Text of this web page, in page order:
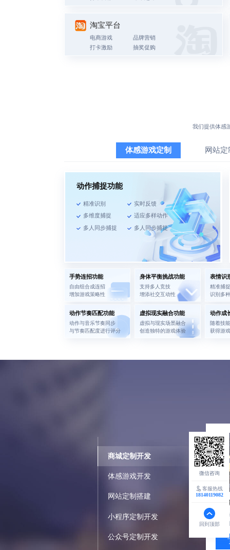
淘宝平台
电商游戏
品牌营销
打卡激励
抽奖促购
我们提供体感
体感游戏定制 网站
动作捕捉功能
精准识别
实时反馈
多维度捕捉
适应多样动作
多人同步捕捉
多人同步捕捉
手势连招功能
自由组合成连招
增加游戏策略性
身体平衡挑战功能
支持多人竞技
增添社交互动性
表情识
精准捕
识别多
动作节奏匹配功能
动作与音乐节奏同步
与节奏匹配度进行评分
虚拟现实融合功能
虚拟与现实场景融合
创造独特的游戏体验
动作成
随着技
获得游
商城定制开发
体感游戏开发
网站定制搭建
小程序定制开发
公众号定制开发
蓝
客户
客服热线
18140119082
回到顶部